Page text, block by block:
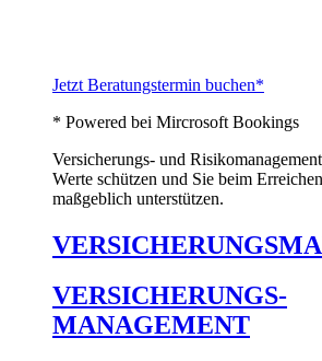
Jetzt Beratungstermin buchen*
* Powered bei Mircrosoft Bookings
Versicherungs- und
Werte schützen und Sie beim
maßgeblich unterstützen.
VERSICHERUNGS-
MANAGEMENT